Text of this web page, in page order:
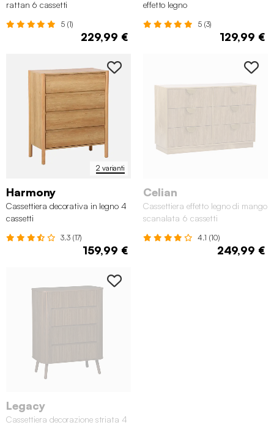
rattan 6 cassetti
5 (1)
229,99 €
effetto legno
5 (3)
129,99 €
2 varianti
Harmony
Cassettiera decorativa in legno 4
cassetti
3.3 (17)
159,99 €
Celian
Cassettiera effetto legno di mango
scanalata 6 cassetti
4.1 (10)
249,99 €
Legacy
Cassettiera decorazione striata 4